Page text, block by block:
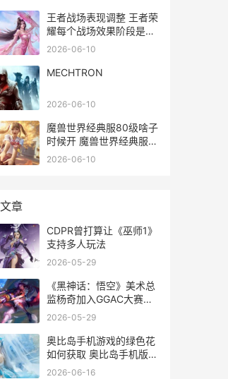
王者战场表现调整 王者荣
耀每个战场效果阶段是什
么意思
2026-06-10
MECHTRON
2026-06-10
魔兽世界经典服80级啥子
时候开 魔兽世界经典服诺
莫瑞根速刷尾王
2026-06-10
章
CDPR曾打算让《巫师1》
支持多人玩法
2026-05-29
《黑神话：悟空》美术总
监杨奇加入GGAC大赛评
委 黑神话悟空图片
2026-05-29
奥比岛手机游戏的绿色花
如何获取 奥比岛手机版在
线玩游戏
2026-06-16